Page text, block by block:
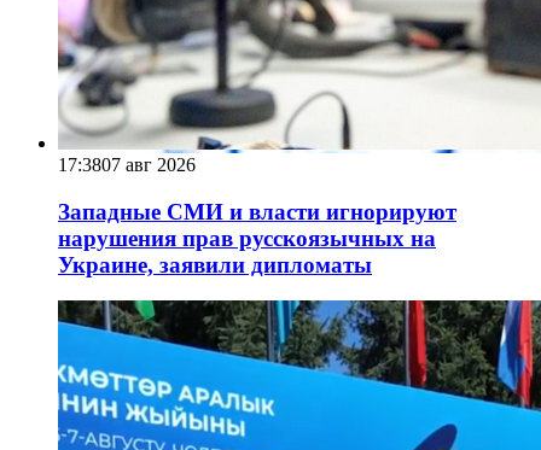
17:3807 авг 2026
Западные СМИ и власти игнорируют
нарушения прав русскоязычных на
Украине, заявили дипломаты